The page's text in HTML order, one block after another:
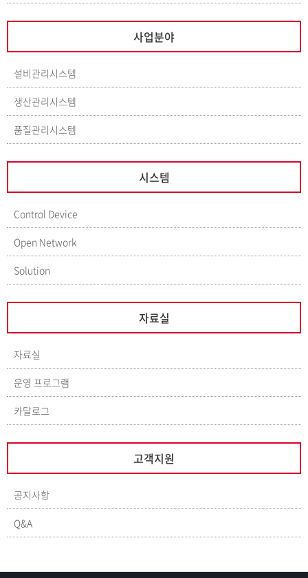
사업분야
설비관리시스템
생산관리시스템
품질관리시스템
시스템
Control Device
Open Network
Solution
자료실
자료실
운영 프로그램
카달로그
고객지원
공지사항
Q&A